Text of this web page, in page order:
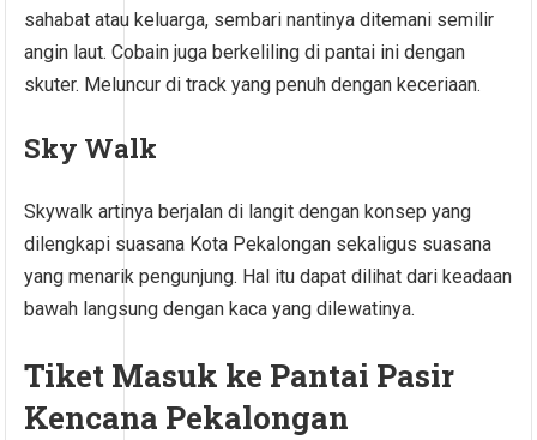
sahabat atau keluarga, sembari nantinya ditemani semilir
angin laut. Cobain juga berkeliling di pantai ini dengan
skuter. Meluncur di track yang penuh dengan keceriaan.
Sky Walk
Skywalk artinya berjalan di langit dengan konsep yang
dilengkapi suasana Kota Pekalongan sekaligus suasana
yang menarik pengunjung. Hal itu dapat dilihat dari keadaan
bawah langsung dengan kaca yang dilewatinya.
Tiket Masuk ke Pantai Pasir
Kencana Pekalongan